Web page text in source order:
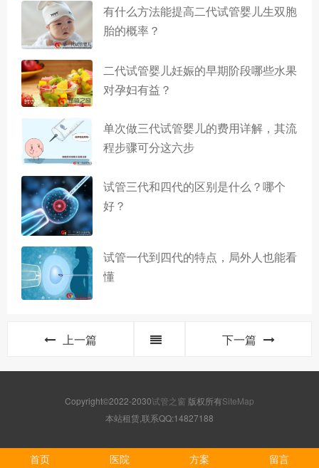
有什么方法能提高二代试管婴儿生双胞
胎的概率？
二代试管婴儿妊娠的早期阶段哪些水果
对孕妇有益？
单次做三代试管婴儿的费用详解，其流
程步骤可分这六步
试管三代和四代的区别是什么？哪个
好？
试管一代到四代的特点，局外人也能看
懂
上一篇 下一篇
Copyright©2022-2030试管之窗 版权所有SiteMap
本站租赁,联系QQ:14827188
首页 医院 方案 留言